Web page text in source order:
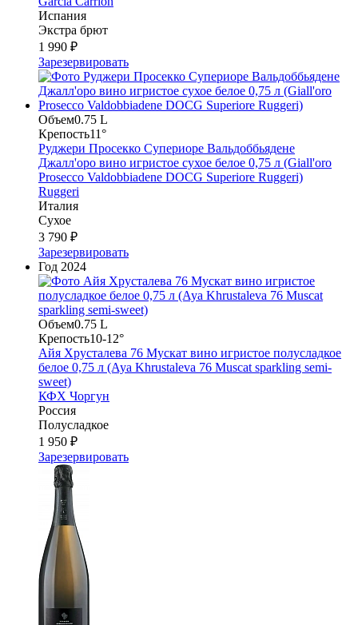
Испания
Экстра брют
1 990 ₽
Зарезервировать
Объем0.75 L
Крепость11°
Руджери Просекко Супериоре Вальдоббьядене
Джалл'оро вино игристое сухое белое 0,75 л (Giall'oro
Prosecco Valdobbiadene DOCG Superiore Ruggeri)
Ruggeri
Италия
Сухое
3 790 ₽
Зарезервировать
Год 2024
Объем0.75 L
Крепость10-12°
Айя Хрусталева 76 Мускат вино игристое полусладкое
белое 0,75 л (Aya Khrustaleva 76 Muscat sparkling semi-
sweet)
КФХ Чоргун
Россия
Полусладкое
1 950 ₽
Зарезервировать